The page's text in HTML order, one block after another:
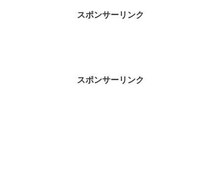
スポンサーリンク
スポンサーリンク